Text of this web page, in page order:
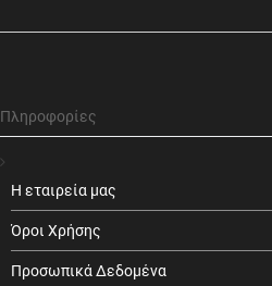
Πληροφορίες
Η εταιρεία μας
Όροι Χρήσης
Προσωπικά Δεδομένα